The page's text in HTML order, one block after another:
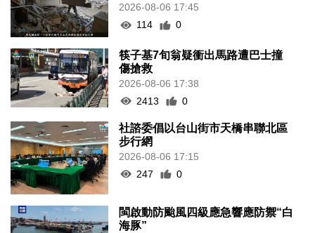
2026-08-06 17:45
114
0
筷子基7旬翁疑衝出馬路遭巴士撞
傷搶救
2026-08-06 17:38
2413
0
社諮委倡以台山街市天橋串聯北區
步行網
2026-08-06 17:15
247
0
閩啟動防颱風四級應急響應防禦“白
海豚”